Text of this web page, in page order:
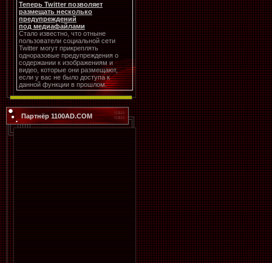
Теперь Twitter позволяет
размещать несколько
предупреждений
под медиафайлами
Стало известно, что отныне
пользователи социальной сети
Twitter могут прикреплять
одноразовые предупреждения о
содержании к изображениям и
видео, которые они размещают,
если у вас не было доступа к
данной функции в прошлом.
Партнёр 1100AD.COM